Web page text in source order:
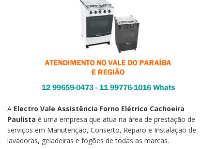
A Electro Vale Assistência Forno Elétrico Cachoeira
Paulista é uma empresa que atua na área de prestação de
serviços em Manutenção, Conserto, Reparo e Instalação de
lavadoras, geladeiras e fogões de todas as marcas.